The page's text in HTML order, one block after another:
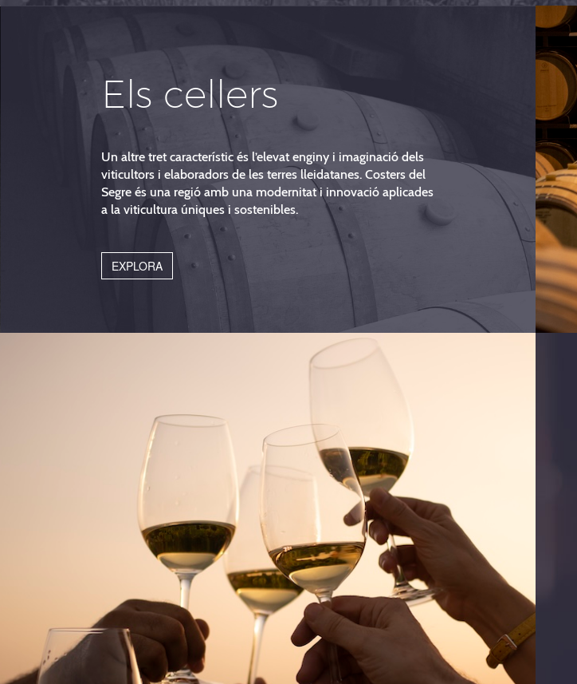
Els cellers
Un altre tret característic és l’elevat enginy i imaginació dels
viticultors i elaboradors de les terres lleidatanes. Costers del
Segre és una regió amb una modernitat i innovació aplicades
a la viticultura úniques i sostenibles.
EXPLORA